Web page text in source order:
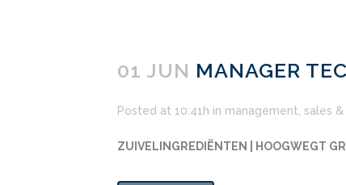
01 JUN MANAGER
Posted at 10:41h in management sales
ZUIVELINGREDIËNTEN | HOOGWEGT